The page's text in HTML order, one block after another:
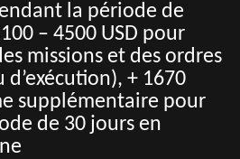
la période de
– 4500 USD pour
missions et des ordres
d’exécution), + 1670
supplémentaire pour
de 30 jours en